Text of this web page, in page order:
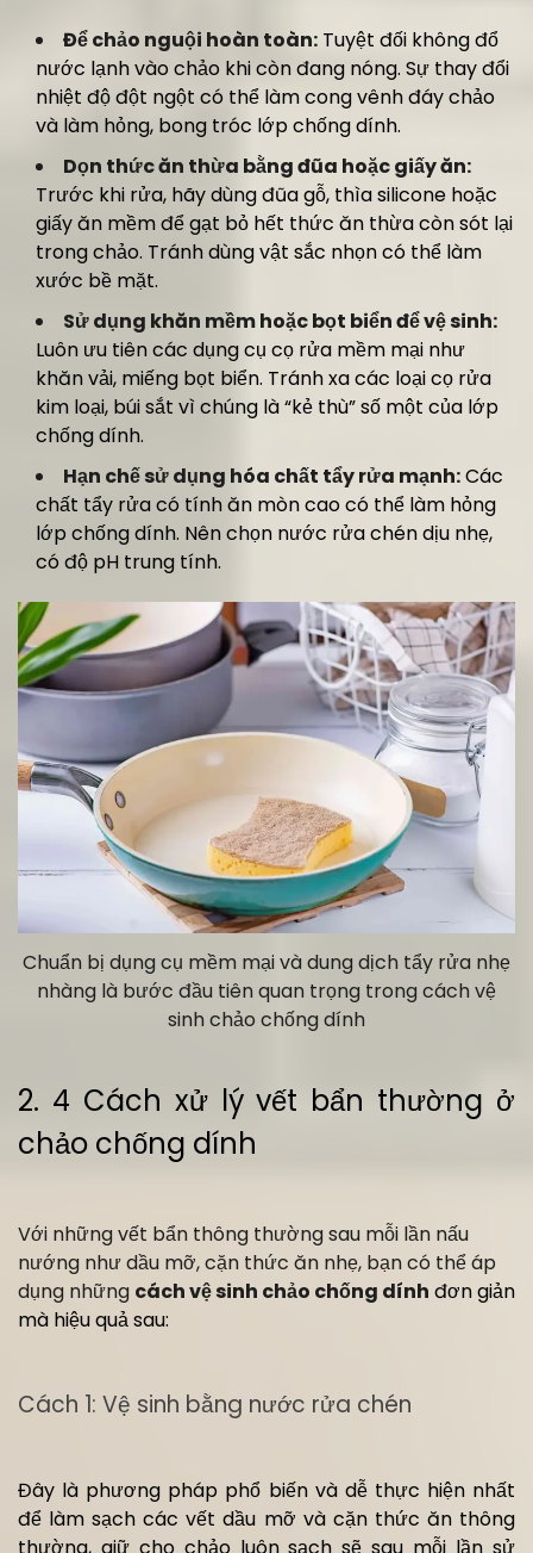
Để chảo nguội hoàn toàn: Tuyệt đối không đổ
nước lạnh vào chảo khi còn đang nóng. Sự thay đổi
nhiệt độ đột ngột có thể làm cong vênh đáy chảo
và làm hỏng, bong tróc lớp chống dính.
Dọn thức ăn thừa bằng đũa hoặc giấy ăn:
Trước khi rửa, hãy dùng đũa gỗ, thìa silicone hoặc
giấy ăn mềm để gạt bỏ hết thức ăn thừa còn sót lại
trong chảo. Tránh dùng vật sắc nhọn có thể làm
xước bề mặt.
Sử dụng khăn mềm hoặc bọt biển để vệ sinh:
Luôn ưu tiên các dụng cụ cọ rửa mềm mại như
khăn vải, miếng bọt biển. Tránh xa các loại cọ rửa
kim loại, búi sắt vì chúng là “kẻ thù” số một của lớp
chống dính.
Hạn chế sử dụng hóa chất tẩy rửa mạnh:Các
chất tẩy rửa có tính ăn mòn cao có thể làm hỏng
lớp chống dính. Nên chọn nước rửa chén dịu nhẹ,
có độ pH trung tính.
Chuẩn bị dụng cụ mềm mại và dung dịch tẩy rửa nhẹ
nhàng là bước đầu tiên quan trọng trong cách vệ
sinh chảo chống dính
2. 4 Cách xử lý vết bẩn thường ở
chảo chống dính
Với những vết bẩn thông thường sau mỗi lần nấu
nướng như dầu mỡ, cặn thức ăn nhẹ, bạn có thể áp
dụng những cách vệ sinh chảo chống dính đơn giản
mà hiệu quả sau:
Cách 1: Vệ sinh bằng nước rửa chén
Đây là phương pháp phổ biến và dễ thực hiện nhất
để làm sạch các vết dầu mỡ và cặn thức ăn thông
thường, giữ cho chảo luôn sạch sẽ sau mỗi lần sử